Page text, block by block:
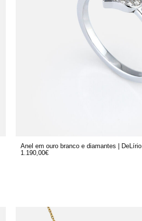
Anel em ouro branco e diamantes | DeLírio
1.190,00€